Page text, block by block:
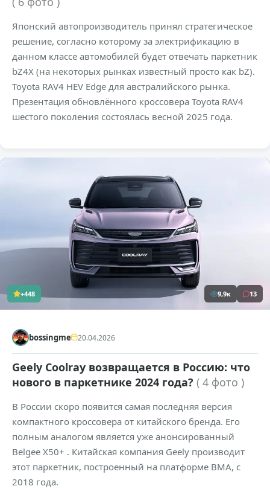
Японский автопроизводитель принял стратегическое
решение, согласно которому за электрификацию в
данном классе автомобилей будет отвечать паркетник
bZ4X (на некоторых рынках известный просто как bZ).
Toyota RAV4 HEV Edge для австралийского рынка.
Презентация обновлённого кроссовера Toyota RAV4
шестого поколения состоялась весной 2025 года.
+448 9,9к 13
bossingme 20.04.2026
Geely Coolray возвращается в Россию: что
нового в паркетнике 2024 года? ( 4 фото )
В России скоро появится самая последняя версия
компактного кроссовера от китайского бренда. Его
полным аналогом является уже анонсированный
Belgee X50+ . Китайская компания Geely производит
этот паркетник, построенный на платформе BMA, с
2018 года.